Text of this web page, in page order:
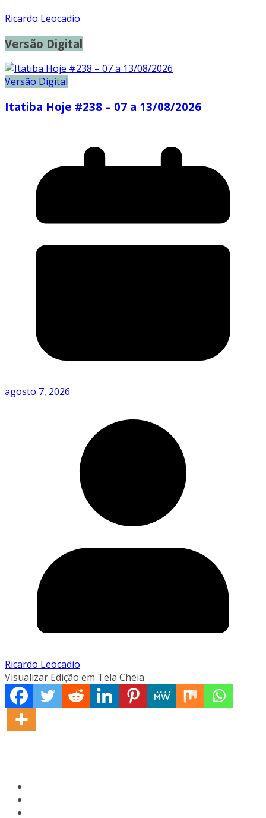
Ricardo Leocadio
Versão Digital
Versão Digital
Itatiba Hoje #238 – 07 a 13/08/2026
agosto 7, 2026
Ricardo Leocadio
Visualizar Edição em Tela Cheia